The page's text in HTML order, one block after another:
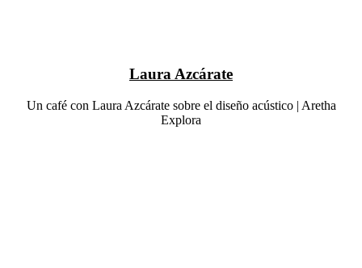
Laura Azcárate
Un café con Laura Azcárate sobre el diseño acústico | Aretha
Explora